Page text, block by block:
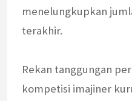
menelungkupkan
terakhir.
Rekan tanggungan
kompetisi imajiner